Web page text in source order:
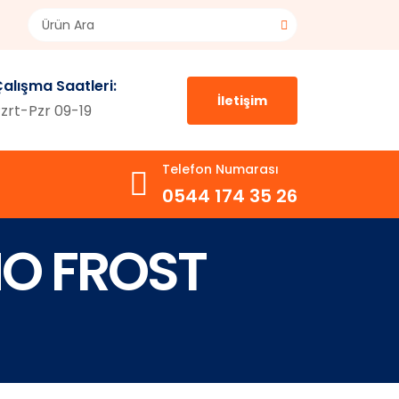
Saatleri:
Pzr 09-19
İletişim
Telefon Numarası
0544 174 35 26
FROST